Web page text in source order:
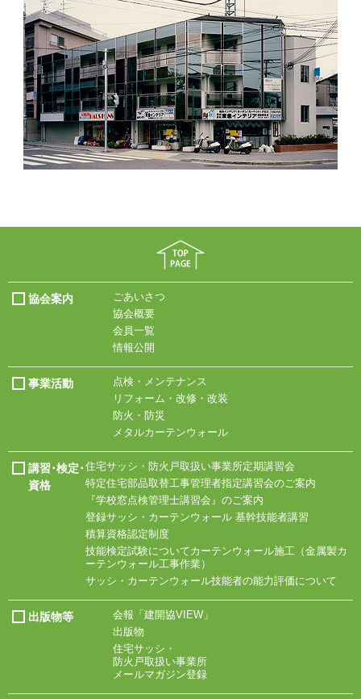
協会案内
ごあいさつ
協会概要
会員一覧
情報公開
事業活動
点検・メンテナンス
リフォーム・改修・改装
防火・防災
メタルカーテンウォール
講習･検定･
資格
住宅サッシ・ 防火戸取扱い事業所定期講習会
特定住宅部品取替工事管理者指定講習会のご案内
『学校窓点検管理士講習会』のご案内
登録サッシ・ カーテンウォール 基幹技能者講習
積算資格認定制度
技能検定試験についてカーテンウォール施工 （金属製カ
ーテンウォール工事作業）
サッシ・ カーテンウォール技能者の能力評価について
出版物等
会報「建開協VIEW」
出版物
住宅サッシ・
防火戸取扱い事業所
メールマガジン登録